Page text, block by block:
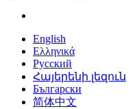
English
Ελληνικά
Русский
Հայերենի լեզուն
Български
简体中文